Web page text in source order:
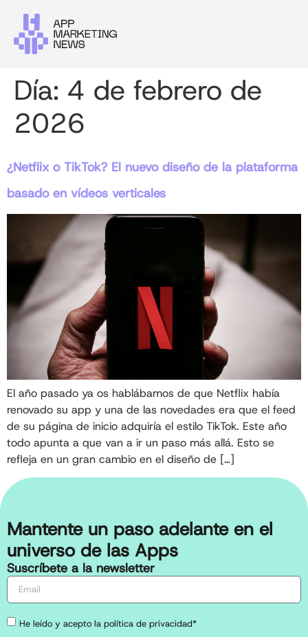
Día: 4 de febrero de
2026
¿Netflix o TikTok? El nuevo diseño de la plataforma
basado en vídeos verticales
El año pasado ya os hablábamos de que Netflix había
renovado su app y una de las novedades era que el feed
de su página de inicio adquiría el estilo TikTok. Este año
todo apunta a que van a ir un paso más allá. Esto se
refleja en un gran cambio en el diseño de […]
Mantente un paso adelante en el
universo de las Apps
Suscríbete a la newsletter
He leído y acepto la política de privacidad*